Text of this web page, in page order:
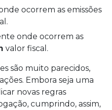
ocorrem as emissões
onde ocorrem as
valor fiscal.
são muito parecidos,
Embora seja uma
novas regras
cumprindo, assim,